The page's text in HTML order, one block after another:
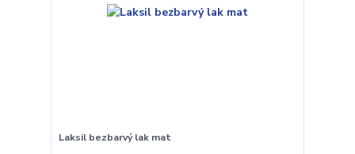
Laksil bezbarvý lak mat